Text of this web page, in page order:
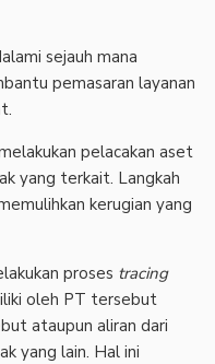
sejauh mana
pemasaran layanan
pelacakan aset
yang terkait. Langkah
kerugian yang
proses tracing
oleh PT tersebut
ataupun aliran dari
yang lain. Hal ini